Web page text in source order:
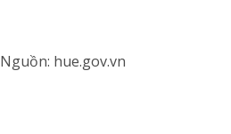
Nguồn: hue.gov.vn